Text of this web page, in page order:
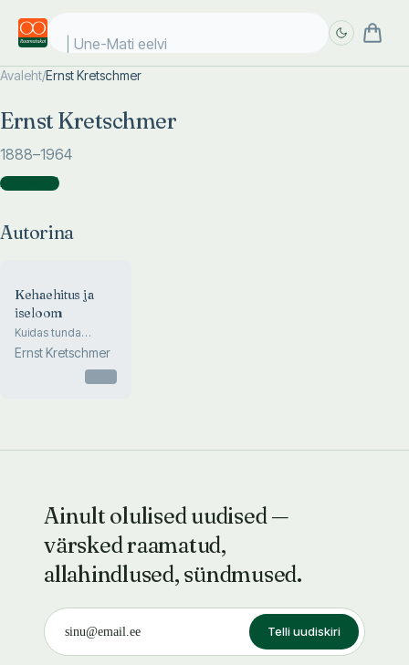
Une-Mati eelvii
Avaleht/Ernst Kretschmer
Ernst Kretschmer
1888–1964
Autorina )
Autorina
Kehaehitus ja
iseloom
Kuidas tunda
inimesi nende
välimuse järgi?
Ernst Kretschmer
Ainult olulised uudised —
värsked raamatud,
allahindlused, sündmused.
Telli uudiskiri